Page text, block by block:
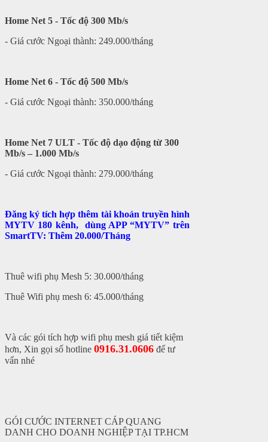
Home Net 5 - Tốc độ 300 Mb/s
- Giá cước Ngoại thành: 249.000/tháng
Home Net 6 - Tốc độ 500 Mb/s
- Giá cước Ngoại thành: 350.000/tháng
Home Net 7 ULT - Tốc độ dạo động từ 300
Mb/s – 1.000 Mb/s
- Giá cước Ngoại thành: 279.000/tháng
Đăng ký tích hợp thêm tài khoản truyền hình
MYTV 180 kênh, dùng APP “MYTV” trên
SmartTV: Thêm 20.000/Tháng
Thuê wifi phụ Mesh 5: 30.000/tháng
Thuê Wifi phụ mesh 6: 45.000/tháng
Và các gói tích hợp wifi phụ mesh giá tiết kiệm
hơn, Xin gọi số hotline 0916.31.0606 để tư
vấn nhé
GÓI CƯỚC INTERNET CÁP QUANG
DANH CHO DOANH NGHIỆP TẠI TP.HCM